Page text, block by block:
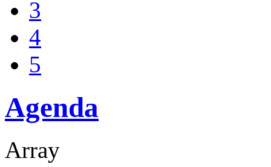
3
4
5
Agenda
Array